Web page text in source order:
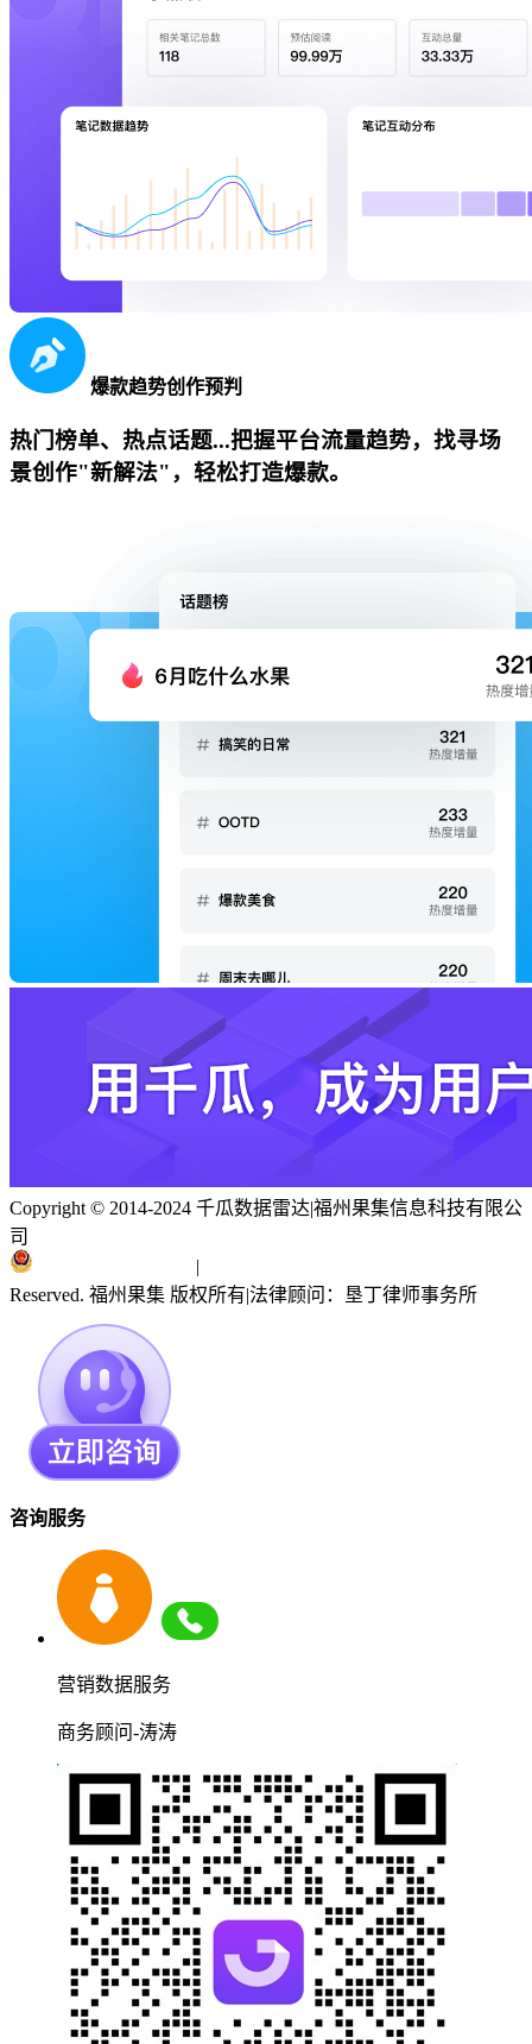
爆款趋势创作预判
热门榜单、热点话题...把握平台流量趋势，找寻场
景创作"新解法"，轻松打造爆款。
Copyright © 2014-2024 千瓜数据雷达|福州果集信息科技有限公
司
|
Reserved. 福州果集 版权所有|法律顾问：垦丁律师事务所
咨询服务
营销数据服务
商务顾问-涛涛